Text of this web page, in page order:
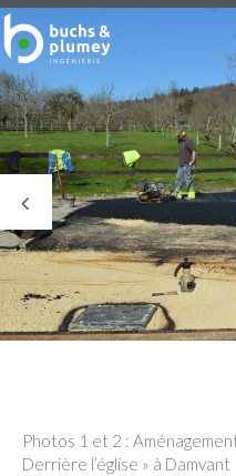
Précédent
Photos 1 et 2 :
Derrière l’église » à Damvant